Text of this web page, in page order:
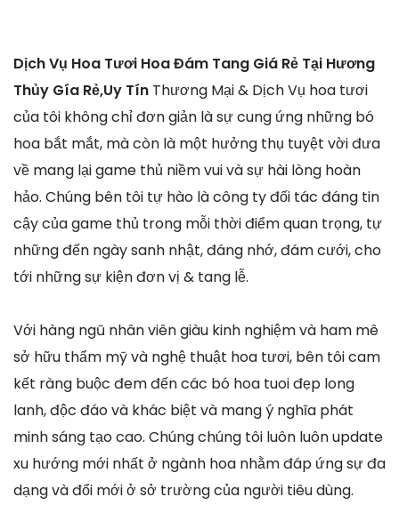
Dịch Vụ Hoa Tươi Hoa Đám Tang Giá Rẻ Tại Hương
Thủy Gía Rẻ,Uy Tín Thương Mại & Dịch Vụ hoa tươi
của tôi không chỉ đơn giản là sự cung ứng những bó
hoa bắt mắt, mà còn là một hưởng thụ tuyệt vời đưa
về mang lại game thủ niềm vui và sự hài lòng hoàn
hảo. Chúng bên tôi tự hào là công ty đối tác đáng tin
cậy của game thủ trong mỗi thời điểm quan trọng, tự
những đến ngày sanh nhật, đáng nhớ, đám cưới, cho
tới những sự kiện đơn vị & tang lễ.
Với hàng ngũ nhân viên giàu kinh nghiệm và ham mê
sở hữu thẩm mỹ và nghệ thuật hoa tươi, bên tôi cam
kết ràng buộc đem đến các bó hoa tuoi đẹp long
lanh, độc đáo và khác biệt và mang ý nghĩa phát
minh sáng tạo cao. Chúng chúng tôi luôn luôn update
xu hướng mới nhất ở ngành hoa nhằm đáp ứng sự đa
dạng và đổi mới ở sở trường của người tiêu dùng.